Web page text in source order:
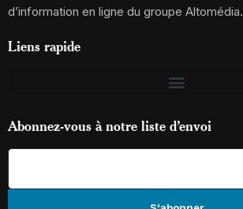
d’information en ligne du groupe Altomédia.
Liens rapide
Abonnez-vous à notre liste d’envoi